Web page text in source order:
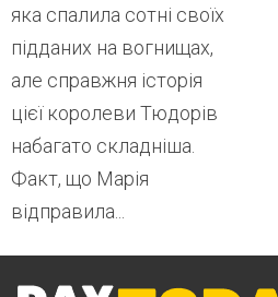
яка спалила сотні своїх
підданих на вогнищах,
але справжня історія
цієї королеви Тюдорів
набагато складніша.
Факт, що Марія
відправила...